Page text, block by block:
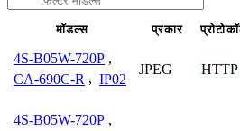
मॉडल्स प्रकार
4S-B05W-720P ,
CA-690C-R , IP02
JPEG HTTP
4S-B05W-720P ,